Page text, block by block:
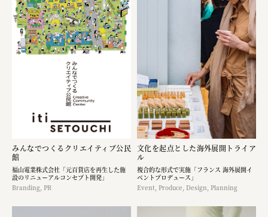
みんなでつくるクリエイティブ公民
館
福山電業株式会社「元百貨店を再生した施
設のリニューアルコンセプト開発」
Branding, PR
文化を起点とした海外展開トライア
ル
複合的な形式で実施「フランス 海外展開イ
ベントプロデュース」
Event, Produce, Design, Planning